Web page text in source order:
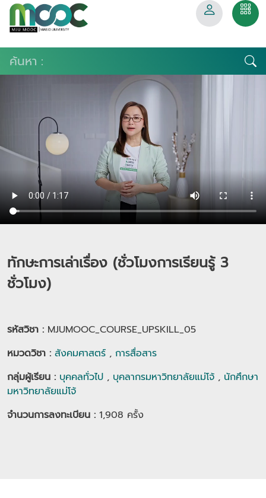
ทักษะการเล่าเรื่อง (ชั่วโมงการเรียนรู้ 3
ชั่วโมง)
รหัสวิชา : MJUMOOC_COURSE_UPSKILL_05
หมวดวิชา : สังคมศาสตร์ , การสื่อสาร
กลุ่มผู้เรียน : บุคคลทั่วไป , บุคลากรมหาวิทยาลัยแม่โจ้ , นักศึกษา
มหาวิทยาลัยแม่โจ้
จำนวนการลงทะเบียน : 1,908 ครั้ง